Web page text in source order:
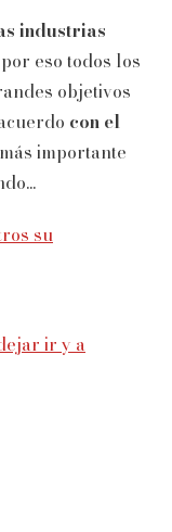
industrias
eso todos los
objetivos
con el
importante
su
ir y a